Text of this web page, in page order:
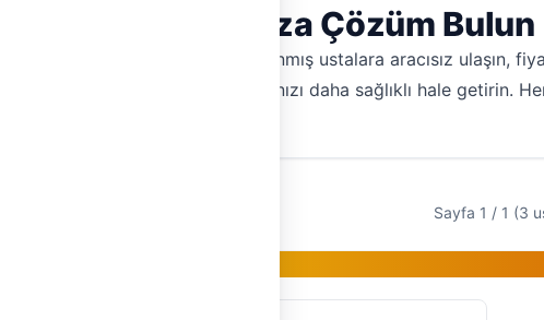
Sorunlarınıza Çözüm Bulun
ersin. Hemen Tesisat ile doğrulanmış ustalara aracısız ulaşın,
geri kazanın, yaşam alanlarınızı daha sağlıklı hale getirin.
Sayfa 1 / 1 (3